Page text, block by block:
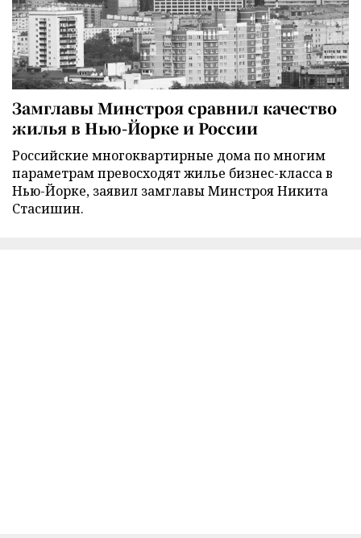
Замглавы Минстроя сравнил качество
жилья в Нью-Йорке и России
Российские многоквартирные дома по многим
параметрам превосходят жилье бизнес-класса в
Нью-Йорке, заявил замглавы Минстроя Никита
Стасишин.